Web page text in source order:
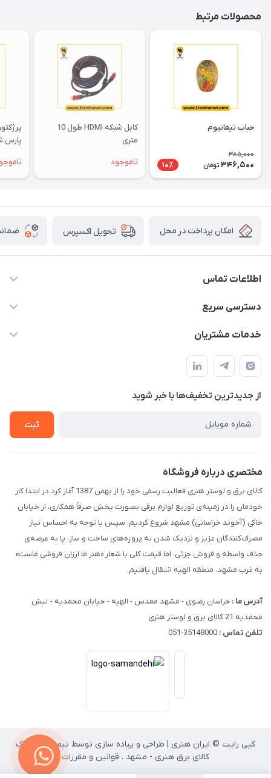
محصولات مرتبط
حباب تیفانیوم
385,000
346,500 تومان 10٪
کابل شبکه HDMI طول 10
متری
ناموجود
پارس
امکان پرداخت در محل تحویل اکسپرس
اطلاعات تماس
۰۵۱-۳۵۱۴۸۰۰۰
دسترسی سریع
حساب کاربری
لیست محصولات
درباره ما
خدمات مشتریان
سامانه پیگیری مرسولات اداره پست
سوالات متداول
قوانین و مقررات
حریم خصوصی
از جدید‌ترین تخفیف‌ها با‌ خبر شوید
ثبت
مختصری درباره فروشگاه
کالای برق و لوستر هنری فعالیت رسمی خود را از بهمن 1387 آغاز کرد.در ابتدا کار
خودمان را در زمینه‌ی توزیع لوازم برقی بصورت پخشِ صرفاً همکاری، از خیابان
خاکی (آخوند خراسانی) مشهد شروع کردیم؛ سپس با توجه به احساس نیاز
مصرف‌کنندگان عزیز و نزدیک شدن به پروژه‌های ساخت و ساز، پا به عرصه‌ی
حذف واسطه و فروش جزئی، اما قیمت کلی با شعار «هنر ما ارزان فروشی ماست»
به غرب مشهد، منطقه الهیه انتقال یافتیم.
آدرس ما : خراسان رضوی - مشهد مقدس - الهیه - خیابان محمدیه - نبش
محمدیه 21 کالای برق و لوستر هنری
تلفن تماس :
کپی رایت © ایران هنری | طراحی و پیاده سازی توسط تیم انفورماتیک
کالای برق هنری - مشهد . قوانین و مقررات